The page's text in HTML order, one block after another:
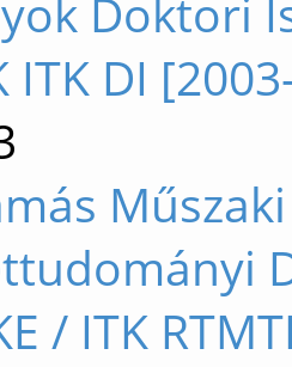
Doktori
ITK DI
/ ITK